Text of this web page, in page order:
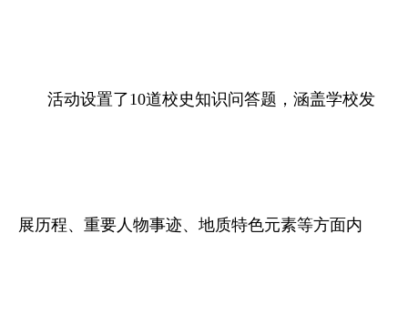
活动设置了10道校史知识问答题，涵盖学校发
展历程、重要人物事迹、地质特色元素等方面内